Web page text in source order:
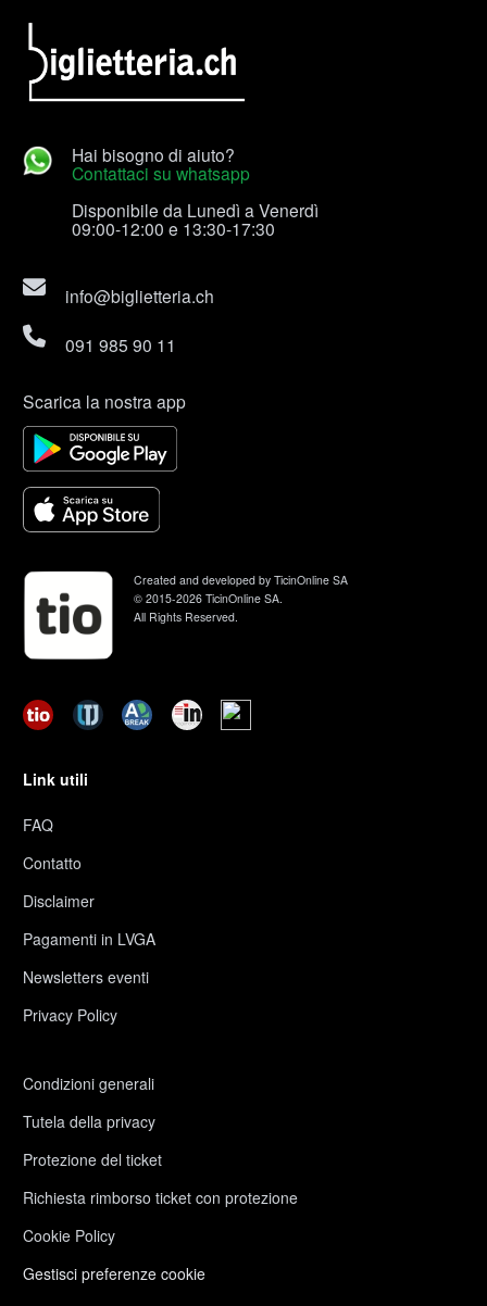
Hai bisogno di aiuto?
Contattaci su whatsapp
Disponibile da Lunedì a Venerdì
09:00-12:00 e 13:30-17:30
info@biglietteria.ch
091 985 90 11
Scarica la nostra app
Created and developed by TicinOnline SA
© 2015-2026 TicinOnline SA.
All Rights Reserved.
Link utili
FAQ
Contatto
Disclaimer
Pagamenti in LVGA
Newsletters eventi
Privacy Policy
Condizioni generali
Tutela della privacy
Protezione del ticket
Richiesta rimborso ticket con protezione
Cookie Policy
Gestisci preferenze cookie